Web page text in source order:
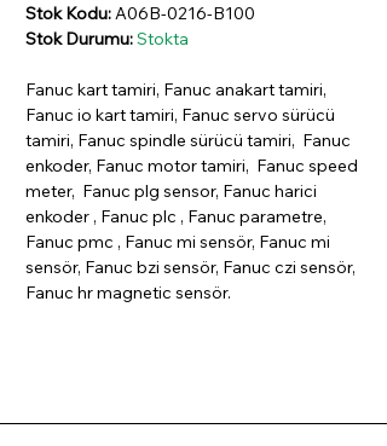
Stok Kodu:A06B-0216-B100
Stok Durumu:Stokta
Fanuc kart tamiri, Fanuc anakart tamiri,
Fanuc io kart tamiri, Fanuc servo sürücü
tamiri, Fanuc spindle sürücü tamiri, Fanuc
enkoder, Fanuc motor tamiri, Fanuc speed
meter, Fanuc plg sensor, Fanuc harici
enkoder , Fanuc plc , Fanuc parametre,
Fanuc pmc , Fanuc mi sensör, Fanuc mi
sensör, Fanuc bzi sensör, Fanuc czi sensör,
Fanuc hr magnetic sensör.